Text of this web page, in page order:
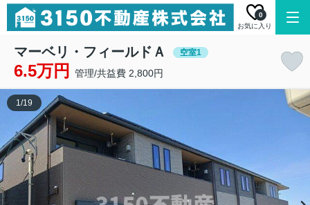
お気に入り
0
マーベリ・フィールドＡ 空室1
6.5万円 管理/共益費 2,800円
1/19